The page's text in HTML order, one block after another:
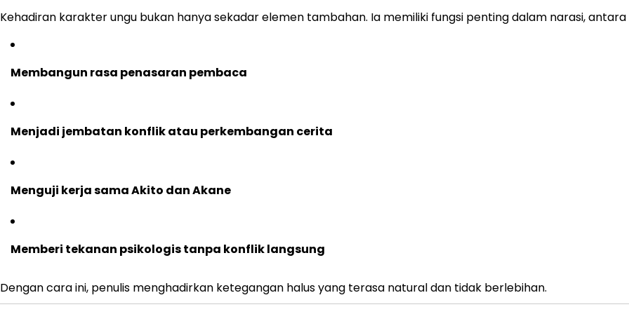
Kehadiran karakter ungu bukan hanya sekadar elemen tambahan. Ia memiliki fungsi penting dalam narasi, antara
Membangun rasa penasaran pembaca
Menjadi jembatan konflik atau perkembangan cerita
Menguji kerja sama Akito dan Akane
Memberi tekanan psikologis tanpa konflik langsung
Dengan cara ini, penulis menghadirkan ketegangan halus yang terasa natural dan tidak berlebihan.